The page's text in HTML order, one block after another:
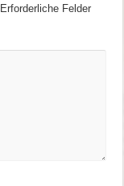
Erforderliche Felder